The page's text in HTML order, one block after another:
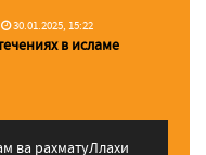
30.01.2025, 15:22
в исламе